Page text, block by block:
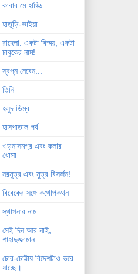
কাবাব মে হাড্ডি
হাতুড়ি-ভাইয়া
রাহেলা: একটা বিস্ময়, একটা
চাবুকের নাম!
স্বপ্ন নেবেন...
তিনি
হলুদ ডিম্ব
হাসপাতাল পর্ব
ওড়নাসমগ্র এবং কলার
খোসা
নরমূত্র এবং মুত্র বিসর্জন!
বিবেকের সঙ্গে কথোপকথন
স্থাপনার নাম...
সেই দিন আর নাই,
শাহাদুজ্জামান
চোর-চোট্টায় বিদেশটাও ভরে
যাচ্ছে।